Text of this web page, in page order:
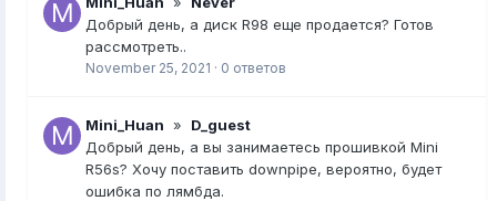
Добрый день, а диск R98 еще продается? Готов
рассмотреть..
November 25, 2021 · 0 ответов
Mini_Huan » D_guest
Добрый день, а вы занимаетесь прошивкой Mini
R56s? Хочу поставить downpipe, вероятно, будет
ошибка по лямбда.